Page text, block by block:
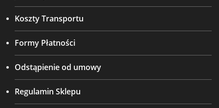
Koszty Transportu
Formy Płatności
Odstąpienie od umowy
Regulamin Sklepu